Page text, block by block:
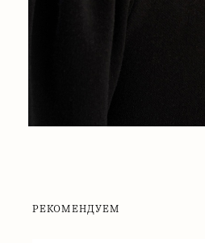
РЕКОМЕНДУЕМ